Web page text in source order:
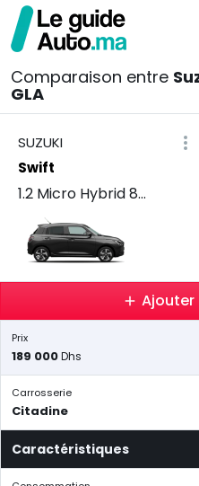
Comparaison entre
GLA
SUZUKI
Swift
1.2 Micro Hybrid 82 cvt
Ajouter
Prix
189 000Dhs
Carrosserie
Citadine
Caractéristiques